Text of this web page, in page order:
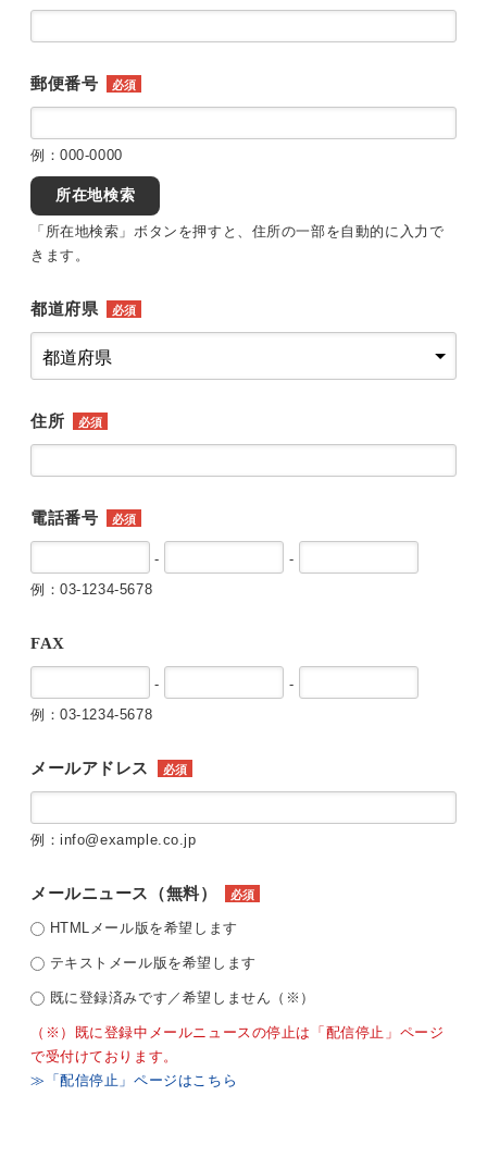
郵便番号 必須
例：000-0000
所在地検索
「所在地検索」ボタンを押すと、住所の一部を自動的に入力で
きます。
都道府県 必須
住所 必須
電話番号 必須
-
-
例：03-1234-5678
FAX
-
-
例：03-1234-5678
メールアドレス 必須
例：info@example.co.jp
メールニュース（無料） 必須
HTMLメール版を希望します
テキストメール版を希望します
既に登録済みです／希望しません（※）
（※）既に登録中メールニュースの停止は「配信停止」ページ
で受付けております。
≫「配信停止」ページはこちら